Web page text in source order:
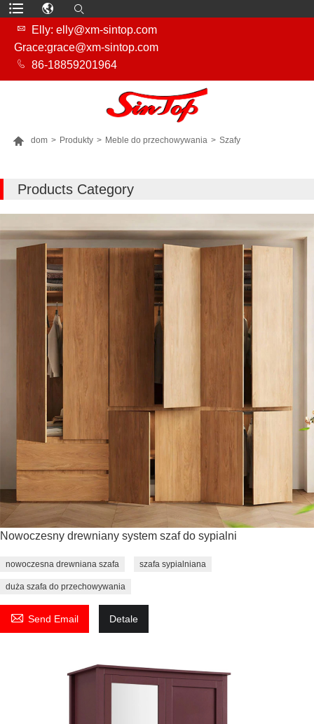

Elly: elly@xm-sintop.com
Grace:grace@xm-sintop.com
 86-18859201964
 dom > Produkty > Meble do przechowywania > Szafy
Products Category
Nowoczesny drewniany system szaf do sypialni
nowoczesna drewniana szafa szafa sypialniana
duża szafa do przechowywania
 Send Email Detale